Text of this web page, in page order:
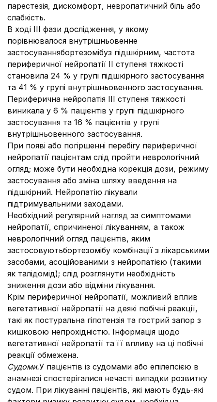
парестезія, дискомфорт, невропатичний біль або
слабкість.
В ході ІІІ фази дослідження, у якому
порівнювалося внутрішньовенне
застосуваннябортезомібуз підшкірним, частота
периферичної нейропатії ІІ ступеня тяжкості
становила 24 % у групі підшкірного застосування
та 41 % у групі внутрішньовенного застосування.
Периферична нейропатія ІІІ ступеня тяжкості
виникала у 6 % пацієнтів у групі підшкірного
застосування та 16 % пацієнтів у групі
внутрішньовенного застосування.
При появі або погіршенні перебігу периферичної
нейропатії пацієнтам слід пройти неврологічний
огляд; може бути необхідна корекція дози, режиму
застосування або зміна шляху введення на
підшкірний. Нейропатію лікували
підтримувальними заходами.
Необхідний регулярний нагляд за симптомами
нейропатії, спричиненої лікуванням, а також
неврологічний огляд пацієнтів, яким
застосовуютьбортезомібу комбінації з лікарськими
засобами, асоційованими з нейропатією (такими
як талідомід); слід розглянути необхідність
зниження дози або відміни лікування.
Крім периферичної нейропатії, можливий вплив
вегетативної нейропатії на деякі побічні реакції,
такі як постуральна гіпотензія та гострий запор з
кишковою непрохідністю. Інформація щодо
вегетативної нейропатії та її впливу на ці побічні
реакції обмежена.
Судоми.У пацієнтів із судомами або епілепсією в
анамнезі спостерігалися нечасті випадки розвитку
судом. При лікуванні пацієнтів, які мають будь-які